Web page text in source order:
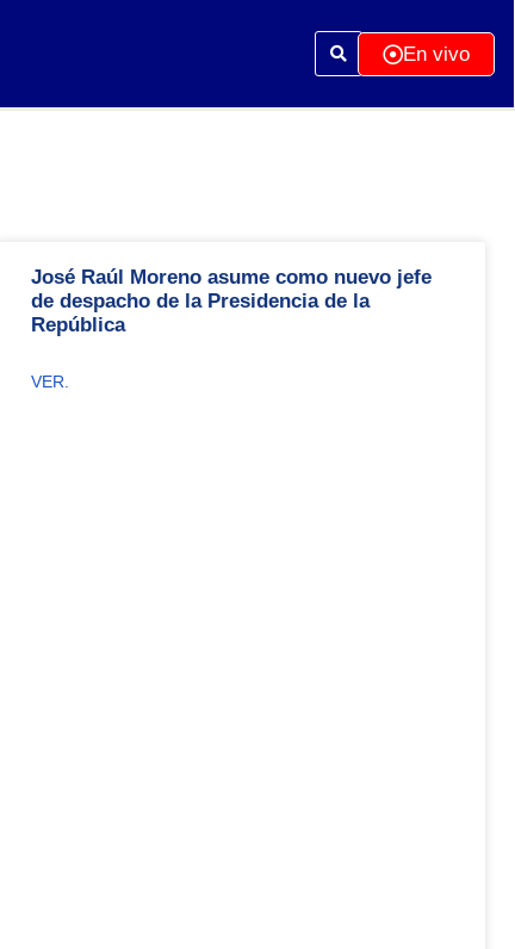
En vivo
José Raúl Moreno asume como nuevo jefe
de despacho de la Presidencia de la
República
VER.